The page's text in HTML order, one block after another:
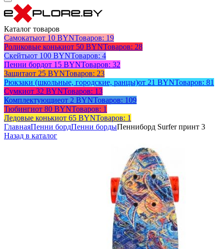
Каталог товаров
Самокатыот 10 BYNТоваров: 19
Роликовые конькиот 50 BYNТоваров: 28
Скейтыот 100 BYNТоваров: 4
Пенни бордот 15 BYNТоваров: 32
Защитаот 25 BYNТоваров: 23
Рюкзаки (школьные, городские, ранцы)от 21 BYNТоваров: 81
Сумкиот 32 BYNТоваров: 13
Комплектующиеот 2 BYNТоваров: 109
Тюбингиот 80 BYNТоваров: 1
Ледовые конькиот 65 BYNТоваров: 1
ГлавнаяПенни бордПенни бордыПенниборд Surfer принт 3
Назад в каталог